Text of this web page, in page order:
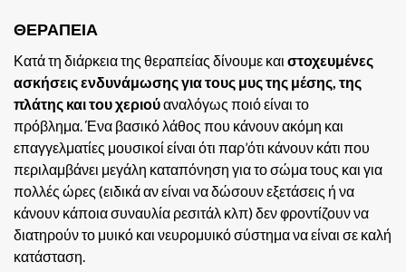
ΘΕΡΑΠΕΙΑ
Κατά τη διάρκεια της θεραπείας δίνουμε και στοχευμένες
ασκήσεις ενδυνάμωσης για τους μυς της μέσης, της
πλάτης και του χεριούαναλόγως ποιό είναι το
πρόβλημα.Ένα βασικό λάθος που κάνουν ακόμη και
επαγγελματίες μουσικοί είναι ότι παρ’ότι κάνουν κάτι που
περιλαμβάνει μεγάλη καταπόνηση για το σώμα τους και για
πολλές ώρες (ειδικά αν είναι να δώσουν εξετάσεις ή να
κάνουν κάποια συναυλία ρεσιτάλ κλπ) δεν φροντίζουν να
διατηρούν το μυικό και νευρομυικό σύστημα να είναι σε καλή
κατάσταση.